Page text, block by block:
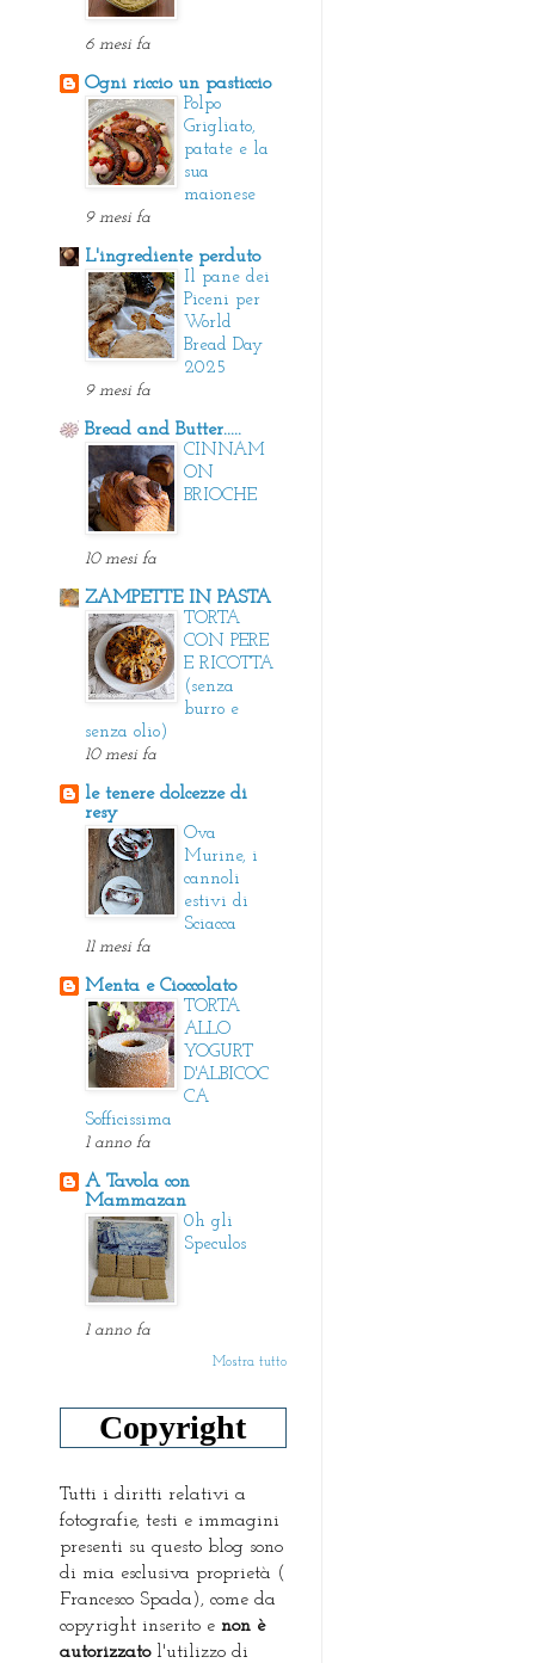
6 mesi fa
Ogni riccio un pasticcio
Polpo
Grigliato,
patate e la
sua
maionese
9 mesi fa
L'ingrediente perduto
Il pane dei
Piceni per
World
Bread Day
2025
9 mesi fa
Bread and Butter.....
CINNAM
ON
BRIOCHE
10 mesi fa
ZAMPETTE IN PASTA
TORTA
CON PERE
E RICOTTA
(senza
burro e
senza olio)
10 mesi fa
le tenere dolcezze di
resy
Ova
Murine, i
cannoli
estivi di
Sciacca
11 mesi fa
Menta e Cioccolato
TORTA
ALLO
YOGURT
D'ALBICOC
CA
Sofficissima
1 anno fa
A Tavola con
Mammazan
0h gli
Speculos
1 anno fa
Mostra tutto
Copyright
Tutti i diritti relativi a
fotografie, testi e immagini
presenti su questo blog sono
di mia esclusiva proprietà (
Francesco Spada), come da
copyright inserito e non è
autorizzatol'utilizzo di